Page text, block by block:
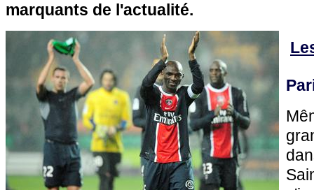
marquants de l'actualité.